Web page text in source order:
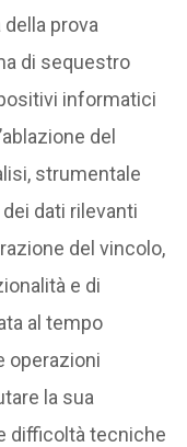
prova
di sequestro
informatici
del
strumentale
dati rilevanti
del vincolo,
e di
al tempo
operazioni
la sua
difficoltà tecniche